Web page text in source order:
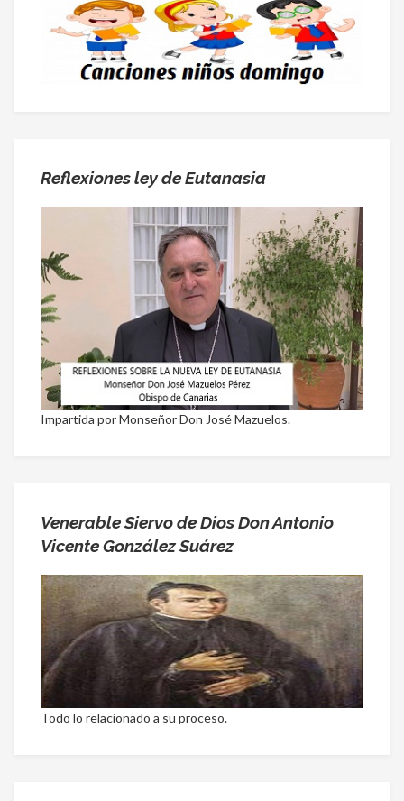
Reflexiones ley de Eutanasia
Impartida por Monseñor Don José Mazuelos.
Venerable Siervo de Dios Don Antonio
Vicente González Suárez
Todo lo relacionado a su proceso.